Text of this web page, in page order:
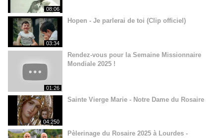
08:06
03:34
Hopen - Je parlerai de toi (Clip officiel)
01:26
Rendez-vous pour la Semaine Missionnaire
Mondiale 2025 !
04:250
Sainte Vierge Marie - Notre Dame du Rosaire
Pèlerinage du Rosaire 2025 à Lourdes -